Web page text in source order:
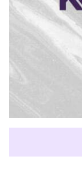
7 K-dramas
to Lovers